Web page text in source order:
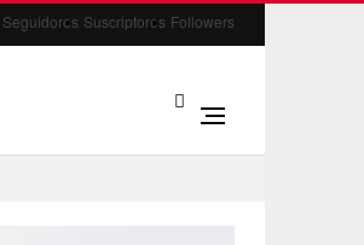
Seguidores Suscriptores Followers